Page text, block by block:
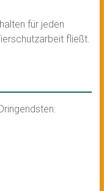
für jeden
fließt.